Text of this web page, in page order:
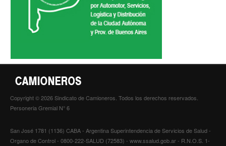
Copyright © 2026 Sindicato de Camioneros. Todos los derechos reservados.
Personeria Gremial N° 6
San José 1781 (1136) CABA - Argentina Superintendencia de Servicios de Salud -
Organo de Control - 0800-222-SALUD (72583) - www.ssalud.gob.ar - R.N.O.S. 1-